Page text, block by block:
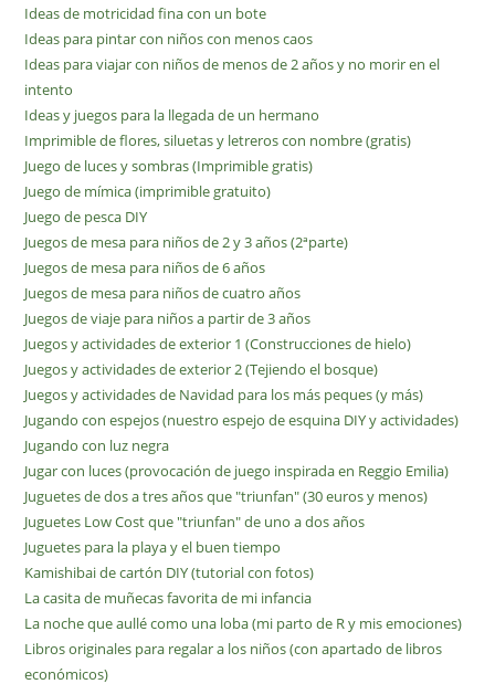
Ideas de motricidad fina con un bote
Ideas para pintar con niños con menos caos
Ideas para viajar con niños de menos de 2 años y no morir en el
intento
Ideas y juegos para la llegada de un hermano
Imprimible de flores, siluetas y letreros con nombre (gratis)
Juego de luces y sombras (Imprimible gratis)
Juego de mímica (imprimible gratuito)
Juego de pesca DIY
Juegos de mesa para niños de 2 y 3 años (2ªparte)
Juegos de mesa para niños de 6 años
Juegos de mesa para niños de cuatro años
Juegos de viaje para niños a partir de 3 años
Juegos y actividades de exterior 1 (Construcciones de hielo)
Juegos y actividades de exterior 2 (Tejiendo el bosque)
Juegos y actividades de Navidad para los más peques (y más)
Jugando con espejos (nuestro espejo de esquina DIY y actividades)
Jugando con luz negra
Jugar con luces (provocación de juego inspirada en Reggio Emilia)
Juguetes de dos a tres años que "triunfan" (30 euros y menos)
Juguetes Low Cost que "triunfan" de uno a dos años
Juguetes para la playa y el buen tiempo
Kamishibai de cartón DIY (tutorial con fotos)
La casita de muñecas favorita de mi infancia
La noche que aullé como una loba (mi parto de R y mis emociones)
Libros originales para regalar a los niños (con apartado de libros
económicos)